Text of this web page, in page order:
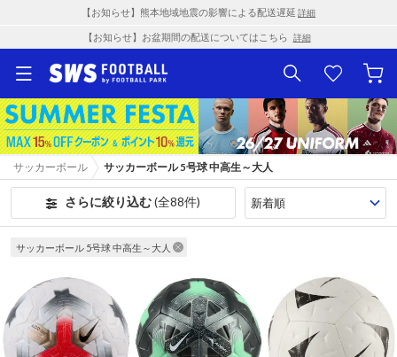
【お知らせ】熊本地域地震の影響による配送遅延 詳細
【お知らせ】お盆期間の配送についてはこちら 詳細
サッカーボール サッカーボール 5号球 中高生～大人
さらに絞り込む(全88件)
サッカーボール 5号球 中高生～大人